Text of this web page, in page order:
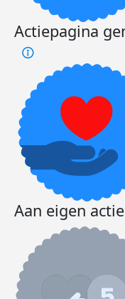
Actiepagina
Aan eigen